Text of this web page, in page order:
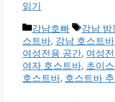
읽기
카
테
고
리
강남호빠
태
그
강남 밤
스트바, 강남 호스트바
여성전용 공간, 여성
여자 호스트바, 초이
호스트바, 호스트바 추